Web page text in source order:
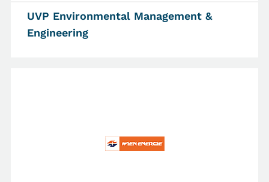
UVP Environmental Management &
Engineering